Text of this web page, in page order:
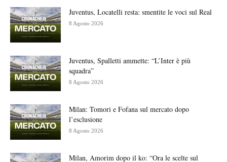
Juventus, Locatelli resta: smentite le voci sul Real
8 Agosto 2026
Juventus, Spalletti ammette: “L’Inter è più
squadra”
8 Agosto 2026
Milan: Tomori e Fofana sul mercato dopo
l’esclusione
8 Agosto 2026
Milan, Amorim dopo il ko: “Ora le scelte sul